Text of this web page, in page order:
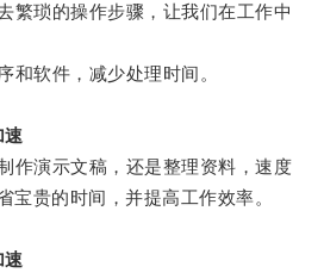
琐的操作步骤，让我们在工作中
软件，减少处理时间。
速
演示文稿，还是整理资料，速度
宝贵的时间，并提高工作效率。
速